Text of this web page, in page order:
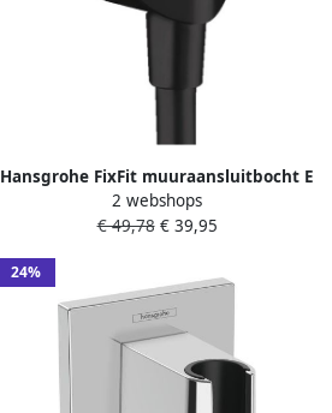
Hansgrohe FixFit muuraansluitbocht E
zonder terugslagklep mat zwart
2 webshops
€ 49,78€ 39,95
24%